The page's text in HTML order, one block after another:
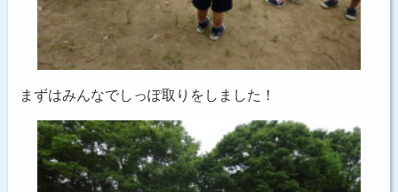
まずはみんなでしっぽ取りをしました！